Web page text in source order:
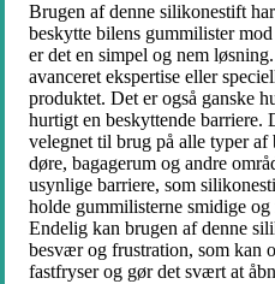
Brugen af denne silikonestift
beskytte bilens gummilister
er det en simpel og nem
avanceret ekspertise eller
produktet. Det er også ganske
hurtigt en beskyttende barriere.
velegnet til brug på alle typer
døre, bagagerum og andre
usynlige barriere, som
holde gummilisterne smidige
Endelig kan brugen af denne
besvær og frustration, som kan
fastfryser og gør det svært at